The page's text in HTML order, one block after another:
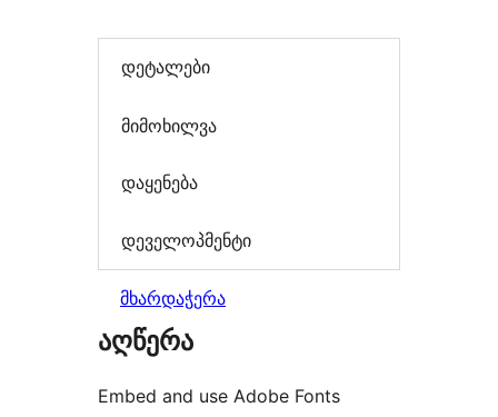
დეტალები
მიმოხილვა
დაყენება
დეველოპმენტი
მხარდაჭერა
აღწერა
Embed and use Adobe Fonts